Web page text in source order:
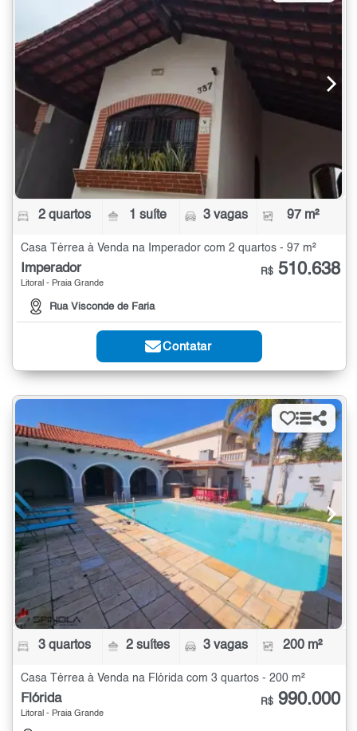
2 quartos 1 suíte 3 vagas 97 m²
Casa Térrea à Venda na Imperador com 2 quartos - 97 m²
Imperador
Litoral - Praia Grande
Rua Visconde de Faria
R$ 510.638
Contatar
3 quartos 2 suítes 3 vagas 200 m²
Casa Térrea à Venda na Flórida com 3 quartos - 200 m²
Flórida
Litoral - Praia Grande
R$ 990.000